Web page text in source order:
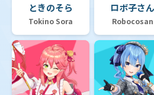
【hSD19】ライブスタートデ
【hSD18】ライブスタートデ
ときのそら
Tokino Sora
ロボ子さん
Robocosan